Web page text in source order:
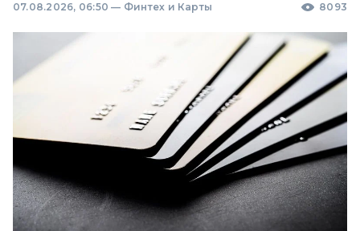
07.08.2026, 06:50 — Финтех и Карты 8093